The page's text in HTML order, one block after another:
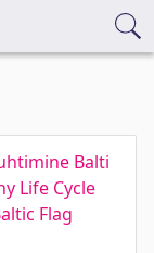
Balti
Life Cycle
Flag